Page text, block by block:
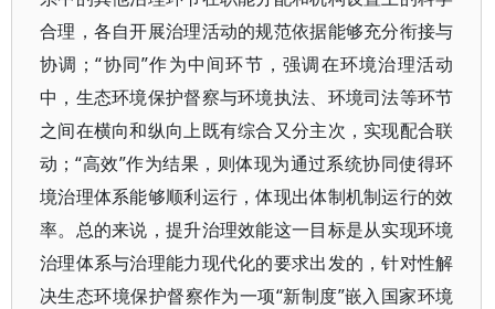
合理，各自开展治理活动的规范依据能够充分衔接与
协调；“协同”作为中间环节，强调在环境治理活动
中，生态环境保护督察与环境执法、环境司法等环节
之间在横向和纵向上既有综合又分主次，实现配合联
动；“高效”作为结果，则体现为通过系统协同使得环
境治理体系能够顺利运行，体现出体制机制运行的效
率。总的来说，提升治理效能这一目标是从实现环境
治理体系与治理能力现代化的要求出发的，针对性解
决生态环境保护督察作为一项“新制度”嵌入国家环境